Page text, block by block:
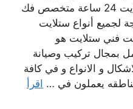
ستلايت رسيفر رقم فني ستلايت 24 ساعة متخصص فك
لجميع أنواع ستلايت
فني ستلايت هو
بمجال تركيب وصيانة
و الانواع و في كافة
يعملون في … اقرأ